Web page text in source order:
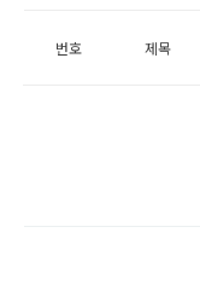
번호 제목